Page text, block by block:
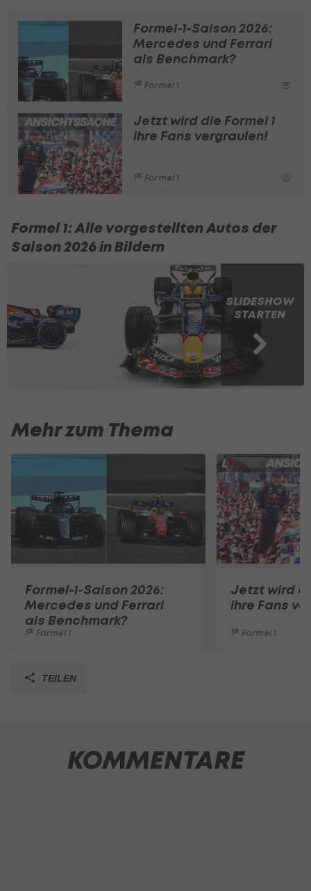
Formel-1-Saison 2026:
Mercedes und Ferrari
als Benchmark?
Formel 1
Jetzt wird die Formel 1
ihre Fans vergraulen!
Formel 1
Formel 1: Alle vorgestellten Autos der
Saison 2026 in Bildern
SLIDESHOW
STARTEN
Mehr zum Thema
Formel-1-Saison 2026:
Mercedes und Ferrari
als Benchmark?
Formel 1
Jetzt wird
ihre Fans
Formel 1
TEILEN
KOMMENTARE